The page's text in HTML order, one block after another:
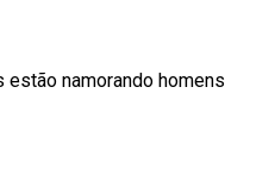
estão namorando homens